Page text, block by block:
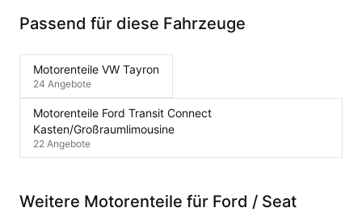
Passend für diese Fahrzeuge
Motorenteile VW Tayron
24 Angebote
Motorenteile Ford Transit Connect
Kasten/Großraumlimousine
22 Angebote
Weitere Motorenteile für Ford / Seat